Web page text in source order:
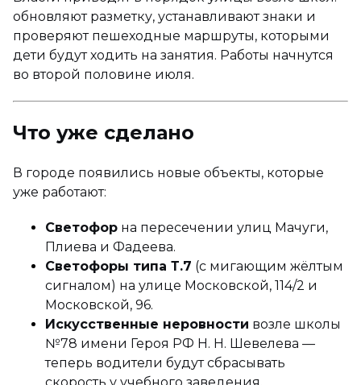
обновляют разметку, устанавливают знаки и
проверяют пешеходные маршруты, которыми
дети будут ходить на занятия. Работы начнутся
во второй половине июля.
Что уже сделано
В городе появились новые объекты, которые
уже работают:
Светофор на пересечении улиц Мачуги,
Плиева и Фадеева.
Светофоры типа Т.7 (с мигающим жёлтым
сигналом) на улице Московской, 114/2 и
Московской, 96.
Искусственные неровности возле школы
№78 имени Героя РФ Н. Н. Шевелева —
теперь водители будут сбрасывать
скорость у учебного заведения.